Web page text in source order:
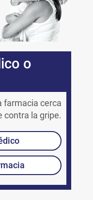
o
farmacia cerca
contra la gripe.
Sitio Externo